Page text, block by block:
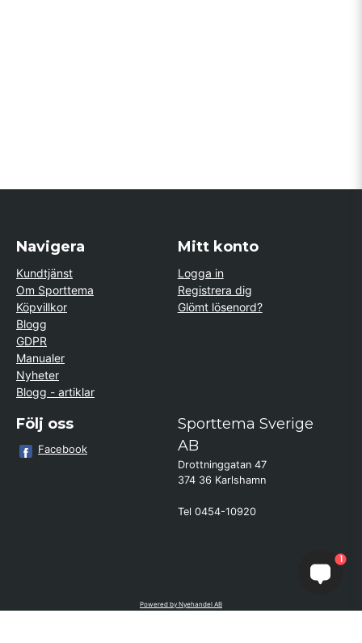
Navigera
Kundtjänst
Om Sporttema
Köpvillkor
Blogg
GDPR
Manualer
Nyheter
Blogg - artiklar
Mitt konto
Logga in
Registrera dig
Glömt lösenord?
Följ oss
Facebook
Sporttema Sverige
AB
Drottninggatan 47
374 36 Karlshamn
Tel 0454-10920
Powered by Nyehandel AB
1